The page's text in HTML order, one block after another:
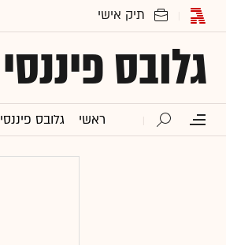
גלובס פיננסי
ראשי גלובס פיננסי